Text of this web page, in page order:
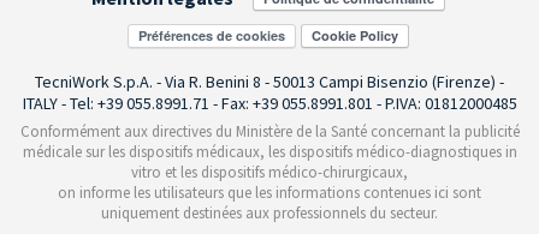
Préférences de cookies
TecniWork S.p.A. - Via R. Benini 8 - 50013 Campi Bisenzio (Firenze) -
ITALY - Tel: +39 055.8991.71 - Fax: +39 055.8991.801 - P.IVA: 01812000485
Conformément aux directives du Ministère de la Santé concernant la publicité
médicale sur les dispositifs médicaux, les dispositifs médico-diagnostiques in
vitro et les dispositifs médico-chirurgicaux,
on informe les utilisateurs que les informations contenues ici sont
uniquement destinées aux professionnels du secteur.